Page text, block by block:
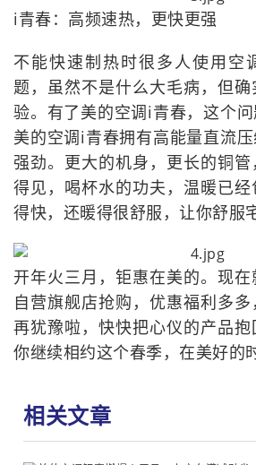
i青春：高频速热，更快更强
不能快速制热时很多人使用空
题，虽然不是什么大毛病，但
验。有了美的空调i青春，这个问
美的空调i青春拥有高能量直流
强劲。更大的机身，更长的铜
得见，喝杯水的功夫，温暖已
得快，还暖得很舒服，让你舒服
开年火三月，钜惠在美的。现
自营旗舰店抢购，优惠福利多
再犹豫啦，快快把心仪的产品
你继续相约这个春季，在美好的
相关文章